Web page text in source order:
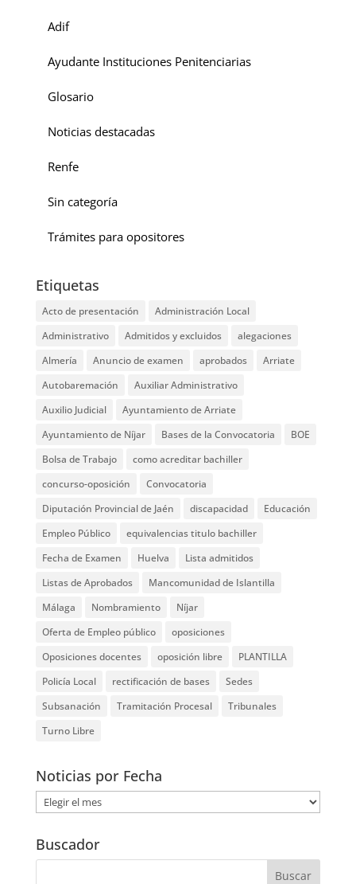
Adif
Ayudante Instituciones Penitenciarias
Glosario
Noticias destacadas
Renfe
Sin categoría
Trámites para opositores
Etiquetas
Acto de presentación
Administración Local
Administrativo
Admitidos y excluidos
alegaciones
Almería
Anuncio de examen aprobados
Arriate
Autobaremación
Auxiliar Administrativo
Auxilio Judicial
Ayuntamiento de Arriate
Ayuntamiento de Níjar
Bases de la Convocatoria
BOE
Bolsa de Trabajo
como acreditar bachiller
concurso-oposición
Convocatoria
Diputación Provincial de Jaén
discapacidad
Educación
Empleo Público
equivalencias titulo bachiller
Fecha de Examen
Huelva
Lista admitidos
Listas de Aprobados
Mancomunidad de Islantilla
Málaga
Nombramiento
Níjar
Oferta de Empleo público
oposiciones
Oposiciones docentes
oposición libre
PLANTILLA
Policía Local
rectificación de bases
Sedes
Subsanación
Tramitación Procesal
Tribunales
Turno Libre
Noticias por Fecha
Noticias
por
Fecha
Buscador